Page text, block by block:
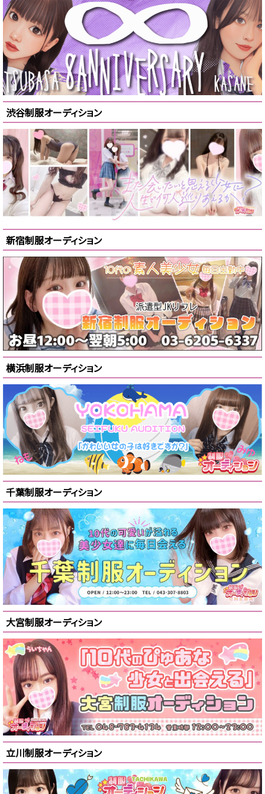
渋谷制服オーディション
新宿制服オーディション
横浜制服オーディション
千葉制服オーディション
大宮制服オーディション
立川制服オーディション